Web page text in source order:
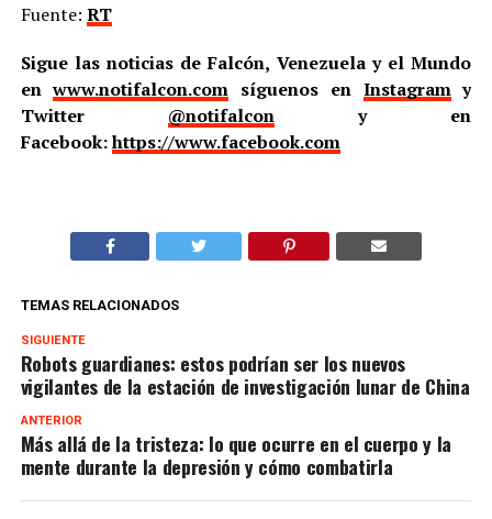
Fuente: RT
Sigue las noticias de Falcón, Venezuela y el Mundo
enwww.notifalcon.com síguenos en Instagramy
Twitter @notifalcony en
Facebook:https://www.facebook.com
TEMAS RELACIONADOS
SIGUIENTE
Robots guardianes: estos podrían ser los nuevos
vigilantes de la estación de investigación lunar de China
ANTERIOR
Más allá de la tristeza: lo que ocurre en el cuerpo y la
mente durante la depresión y cómo combatirla